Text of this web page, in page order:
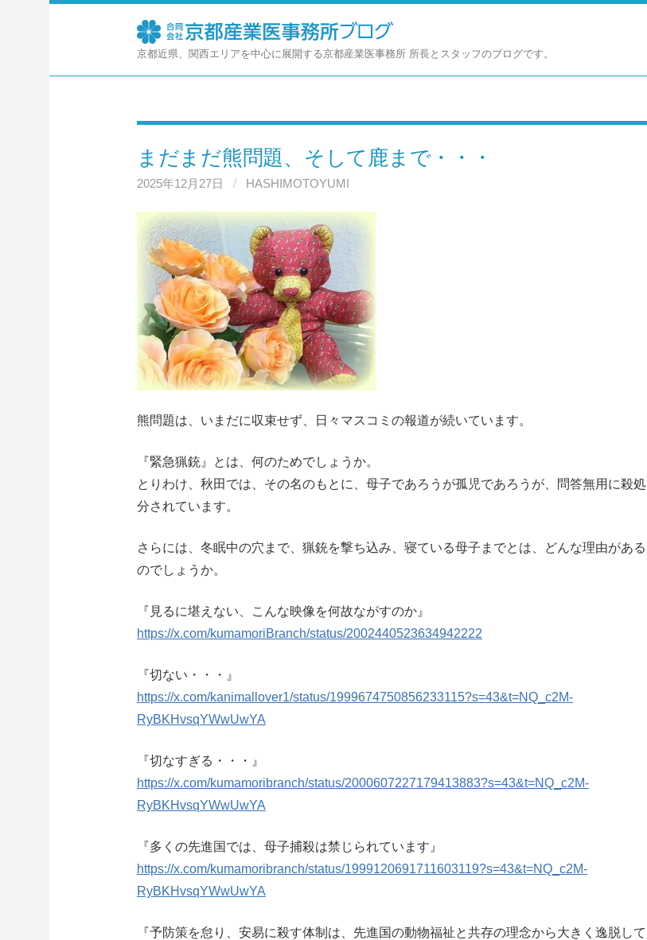
コ
京都近県、関西エリアを中心に展開する京都産業医事務所 所長とスタッフのブログです。
まだまだ熊問題、そして鹿まで・・・
2025年12月27日 / HASHIMOTOYUMI
熊問題は、いまだに収束せず、日々マスコミの報道が続いています。
『緊急猟銃』とは、何のためでしょうか。
とりわけ、秋田では、その名のもとに、母子であろうが孤児であろうが、問答無用に殺処
分されています。
さらには、冬眠中の穴まで、猟銃を撃ち込み、寝ている母子までとは、どんな理由がある
のでしょうか。
『見るに堪えない、こんな映像を何故ながすのか』
https://x.com/kumamoriBranch/status/2002440523634942222
『切ない・・・』
https://x.com/kanimallover1/status/1999674750856233115?s=43&t=NQ_c2M-
RyBKHvsqYWwUwYA
『切なすぎる・・・』
https://x.com/kumamoribranch/status/2000607227179413883?s=43&t=NQ_c2M-
RyBKHvsqYWwUwYA
『多くの先進国では、母子捕殺は禁じられています』
https://x.com/kumamoribranch/status/1999120691711603119?s=43&t=NQ_c2M-
RyBKHvsqYWwUwYA
『予防策を怠り、安易に殺す体制は、先進国の動物福祉と共存の理念から大きく逸脱して